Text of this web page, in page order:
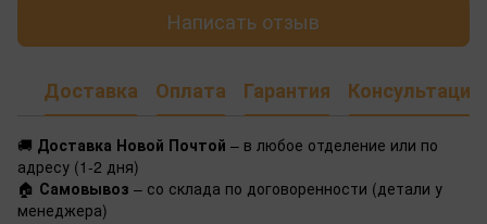
Написать отзыв
Доставка Оплата Гарантия Консультация
🚚 Доставка Новой Почтой – в любое отделение или по
адресу (1-2 дня)
🏠 Самовывоз – со склада по договоренности (детали у
менеджера)